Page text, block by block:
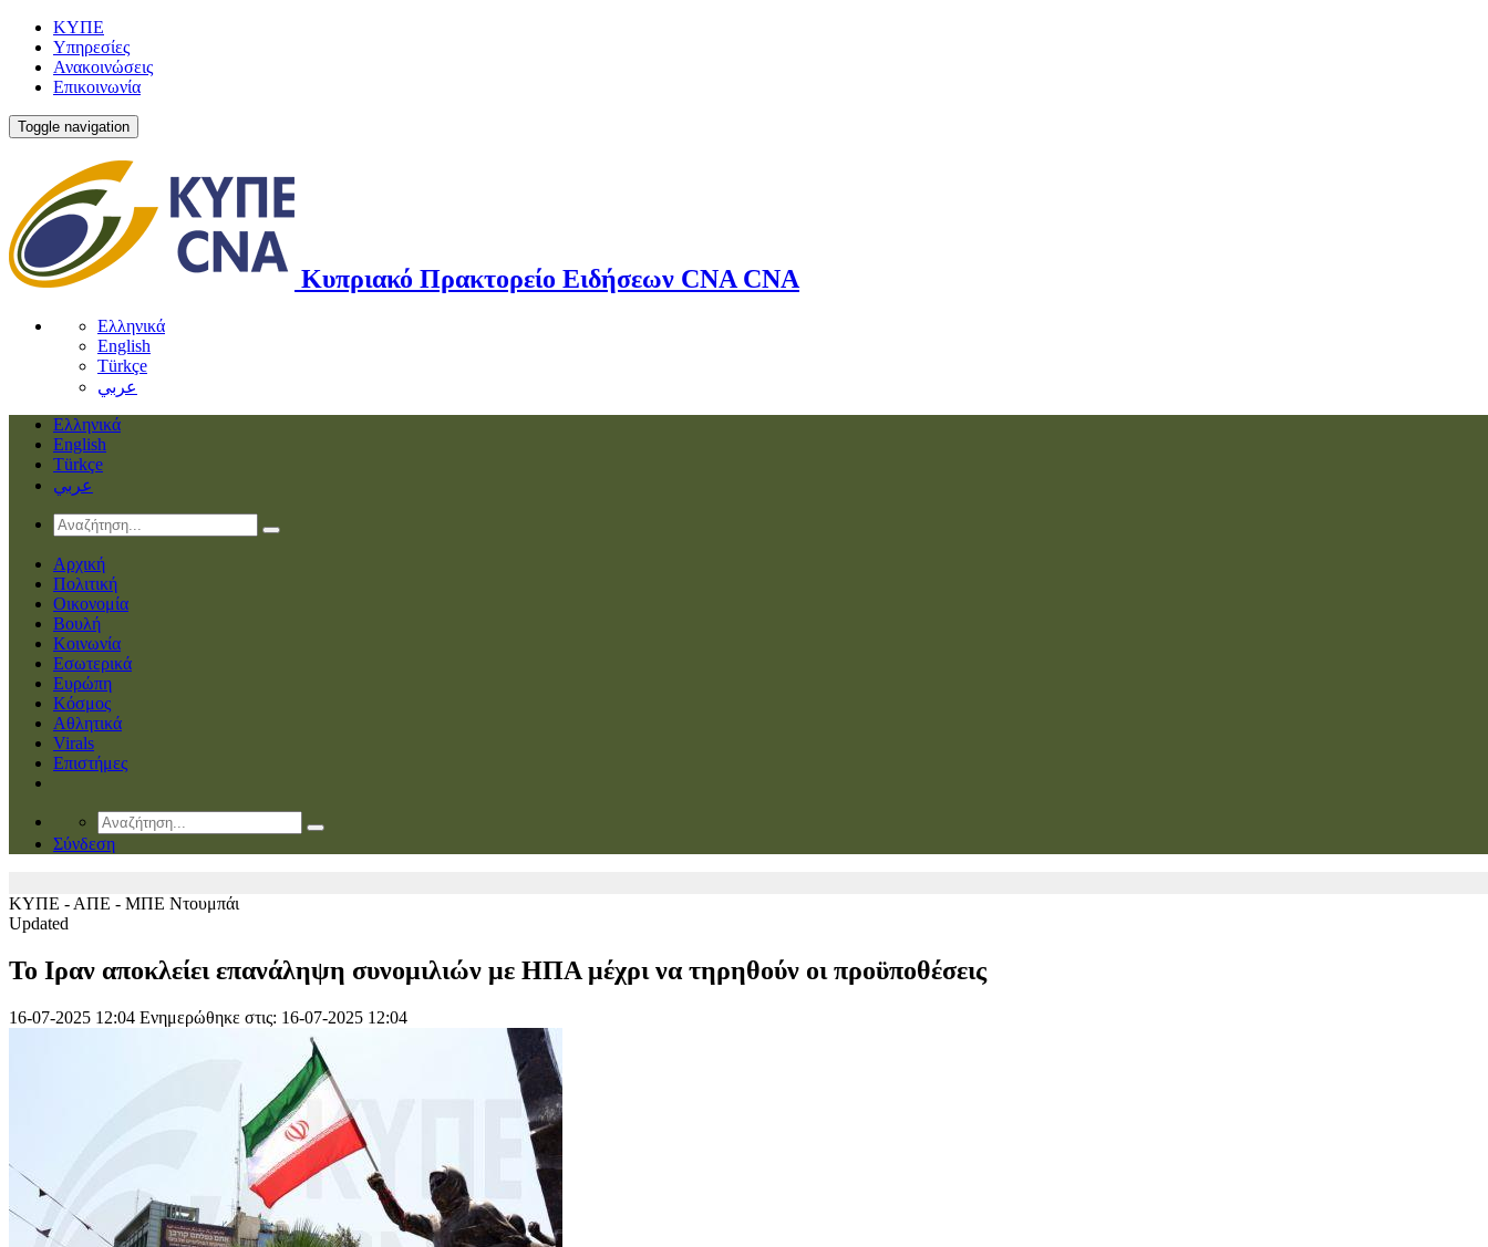
ΚΥΠΕ
Υπηρεσίες
Ανακοινώσεις
Επικοινωνία
Toggle navigation
Κυπριακό Πρακτορείο Ειδήσεων CNA CNA
Ελληνικά
English
Türkçe
عربي
Ελληνικά
English
Türkçe
عربي
Αρχική
Πολιτική
Οικονομία
Βουλή
Κοινωνία
Εσωτερικά
Ευρώπη
Κόσμος
Αθλητικά
Virals
Επιστήμες
Σύνδεση
ΚΥΠΕ - ΑΠΕ - ΜΠΕ Ντουμπάι
Updated
Το Ιραν αποκλείει επανάληψη συνομιλιών με ΗΠΑ μέχρι να τηρηθούν οι προϋποθέσεις
16-07-2025 12:04 Ενημερώθηκε στις: 16-07-2025 12:04